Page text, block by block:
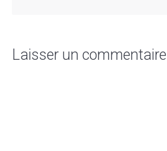
Laisser un commentaire